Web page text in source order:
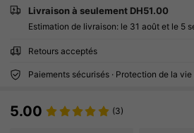
Livraison à seulement DH51.00
Estimation de livraison: le 31 août et le 5
Retours acceptés
Paiements sécurisés · Protection de la
5.00 (3)